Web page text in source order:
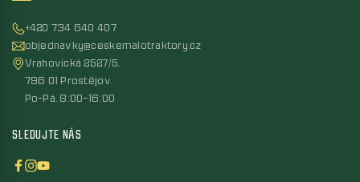
+420 734 640 407
objednavky@ceskemalotraktory.cz
Vrahovická 2527/5,
796 01 Prostějov,
Po-Pá, 8:00-16:00
SLEDUJTE NÁS